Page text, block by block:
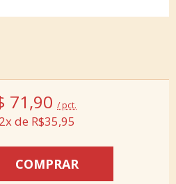
71,90 / pct.
2x de R$35,95